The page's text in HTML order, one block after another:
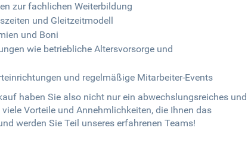
zur fachlichen Weiterbildung
und Gleitzeitmodell
und Boni
wie betriebliche Altersvorsorge und
und regelmäßige Mitarbeiter-Events
haben Sie also nicht nur ein abwechslungsreiches und
Vorteile und Annehmlichkeiten, die Ihnen das
werden Sie Teil unseres erfahrenen Teams!